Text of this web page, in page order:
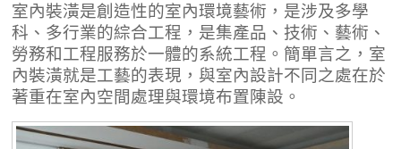
室內裝潢是創造性的室內環境藝術，是涉及多學
科、多行業的綜合工程，是集產品、技術、藝術、
勞務和工程服務於一體的系統工程。簡單言之，室
內裝潢就是工藝的表現，與室內設計不同之處在於
著重在室內空間處理與環境布置陳設。